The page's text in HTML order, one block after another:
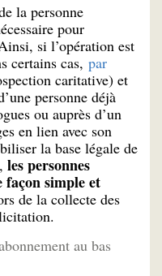
la personne
pour
si l’opération est
certains cas, par
caritative) et
personne déjà
ou auprès d’un
en lien avec son
la base légale de
les personnes
façon simple et
de la collecte des
au bas